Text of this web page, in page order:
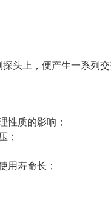
头上，便产生一系列
性质的影响；
；
用寿命长；